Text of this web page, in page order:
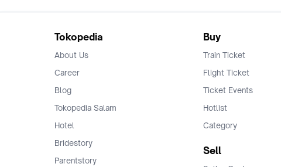
Tokopedia
About Us
Career
Blog
Tokopedia Salam
Hotel
Bridestory
Parentstory
Buy
Train Ticket
Flight Ticket
Ticket Events
Hotlist
Category
Sell